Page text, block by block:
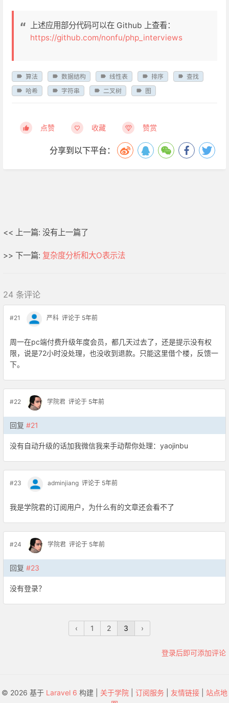
上述应用部分代码可以在 Github 上查看：
https://github.com/nonfu/php_interviews
算法 数据结构 线性表 排序
查找
哈希
字符串 二叉树 图
点赞 收藏 赞赏
分享到以下平台：
<< 上一篇: 没有上一篇了
>> 下一篇: 复杂度分析和大O表示法
24 条评论
#21 严科 评论于 5年前
周一在pc端付费升级年度会员，都几天过去了，还是提示没有权
限，说是72小时没处理，也没收到退款。只能这里借个楼，反馈一
下。
#22 学院君 评论于 5年前
回复 #21
没有自动升级的话加我微信我来手动帮你处理：yaojinbu
#23 adminjiang 评论于 5年前
我是学院君的订阅用户，为什么有的文章还会看不了
#24 学院君 评论于 5年前
回复 #23
没有登录？
‹ 1 2 3 ›
登录后即可添加评论
© 2026 基于 Laravel 6 构建 | 关于学院 订阅服务 友情链接
站点地